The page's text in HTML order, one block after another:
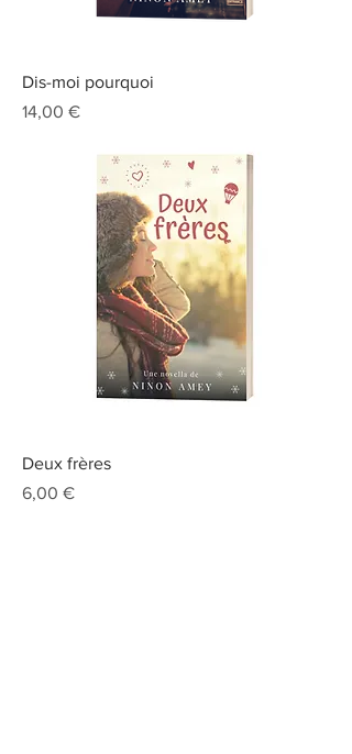
Dis-moi pourquoi
Prix
14,00 €
Deux frères
Prix
6,00 €